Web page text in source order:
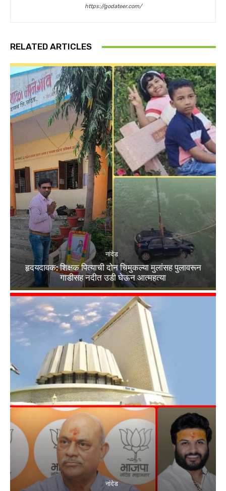
https://godateer.com/
RELATED ARTICLES
नांदेड
हृदयदावक: शिक्षक पित्याची दोन चिमुकल्या मुलांसह पुलावरून
गाडीसह नदीत उडी घेऊन आत्महत्या
नांदेड